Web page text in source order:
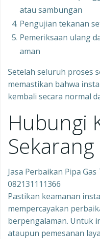
atau sambungan
Pengujian tekanan
Pemeriksaan ulang
aman
Setelah seluruh proses
memastikan bahwa
kembali secara normal
Hubungi
Sekarang
Jasa Perbaikan Pipa
082131111366
Pastikan keamanan
mempercayakan
berpengalaman. Untuk
ataupun pemesanan